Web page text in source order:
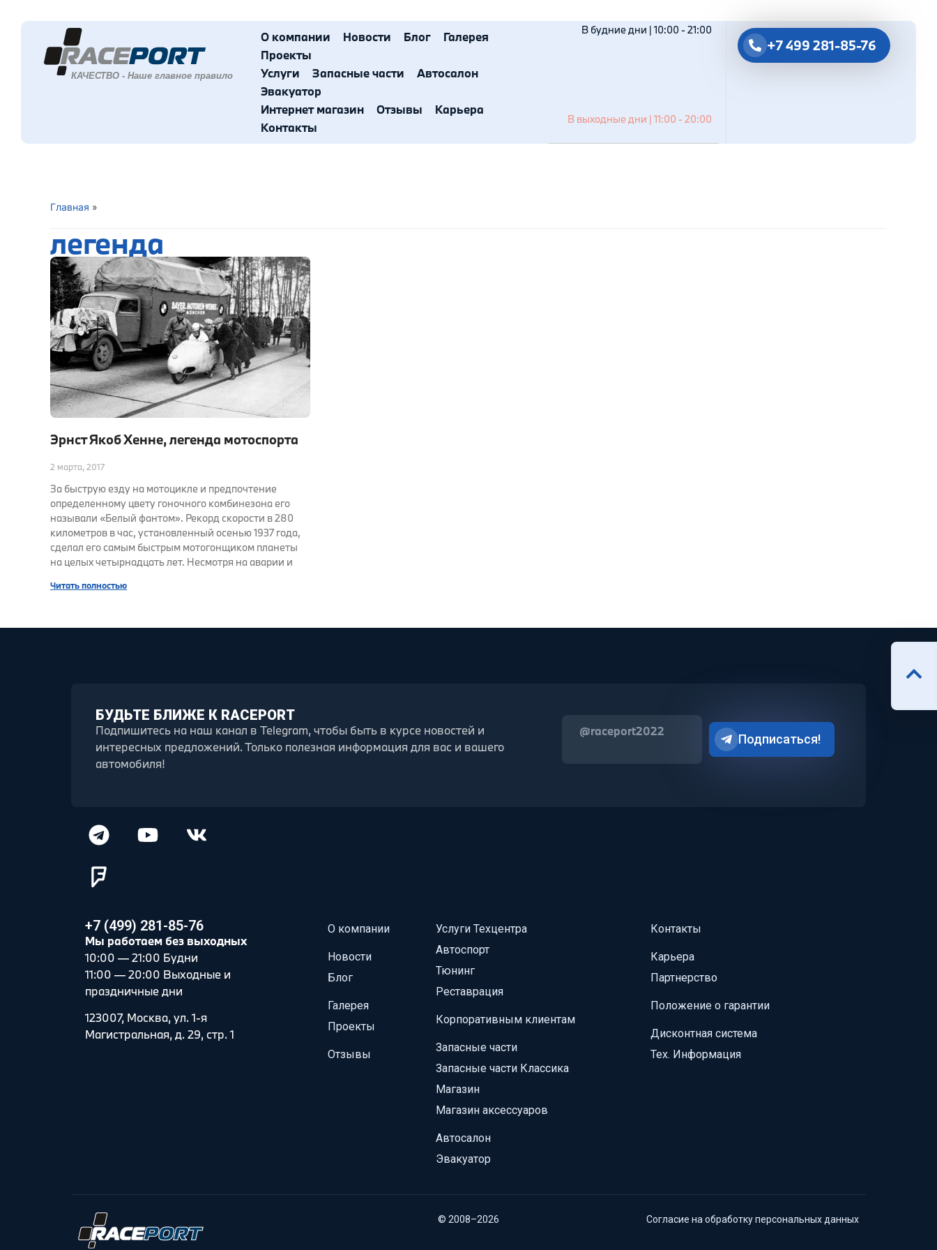
О компании Новости Блог
Галерея
Проекты
Услуги
Запасные части
Автосалон
Эвакуатор
Интернет магазин
Отзывы
Карьера
Контакты
В будние дни | 10:00 - 21:00
В выходные дни | 11:00 - 20:00
+7 499 281-85-76
Главная »
легенда
Эрнст Якоб Хенне, легенда мотоспорта
2 марта, 2017
За быструю езду на мотоцикле и предпочтение
определенному цвету гоночного комбинезона его
называли «Белый фантом». Рекорд скорости в 280
километров в час, установленный осенью 1937 года,
сделал его самым быстрым мотогонщиком планеты
на целых четырнадцать лет. Несмотря на аварии и
Читать полностью
БУДЬТЕ БЛИЖЕ К RACEPORT
Подпишитесь на наш канал в Telegram, чтобы быть в курсе новостей и
интересных предложений. Только полезная информация для вас и вашего
автомобиля!
@raceport2022
Подписаться!
+7 (499) 281-85-76
Мы работаем без выходных
10:00 — 21:00 Будни
11:00 — 20:00 Выходные и
праздничные дни
123007, Москва, ул. 1-я
Магистральная, д. 29, стр. 1
О компании
Новости
Блог
Галерея
Проекты
Отзывы
Услуги Техцентра
Автоспорт
Тюнинг
Реставрация
Корпоративным клиентам
Запасные части
Запасные части Классика
Магазин
Магазин аксессуаров
Автосалон
Эвакуатор
Контакты
Карьера
Партнерство
Положение о гарантии
Дисконтная система
Тех. Информация
© 2008–2026 Согласие на обработку персональных данных